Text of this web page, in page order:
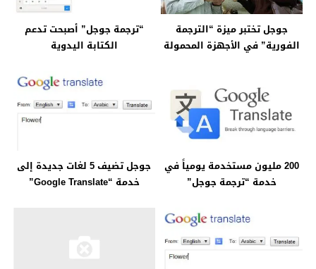
جوجل تختبر ميزة “الترجمة
الفورية” في الأجهزة المحمولة
“ترجمة جوجل” أصبحت تدعم
الكتابة اليدوية
200 مليون مستخدمة يومياً في
خدمة “ترجمة جوجل”
جوجل تضيف 5 لغات جديدة إلى
خدمة “Google Translate”